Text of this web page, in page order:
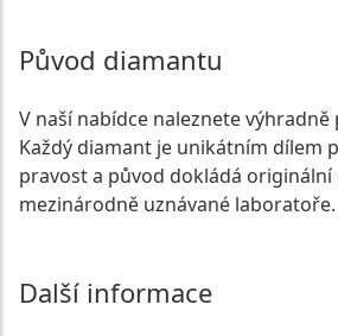
Původ diamantu
V naší nabídce naleznete
Každý diamant je unikátním dílem
pravost a původ dokládá
mezinárodně uznávané laboratoře.
Další informace